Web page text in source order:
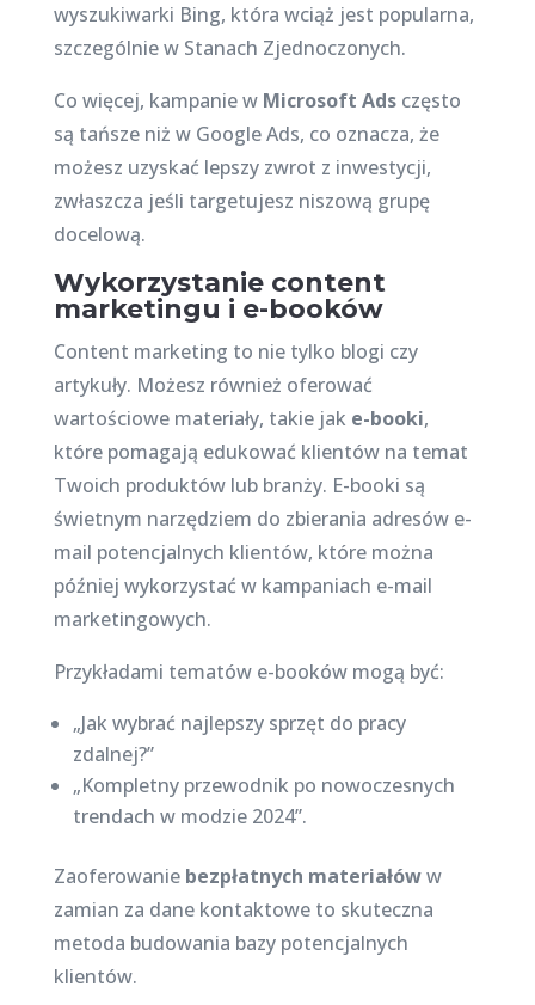
wyszukiwarki Bing, która wciąż jest popularna,
szczególnie w Stanach Zjednoczonych.
Co więcej, kampanie w Microsoft Adsczęsto
są tańsze niż w Google Ads, co oznacza, że
możesz uzyskać lepszy zwrot z inwestycji,
zwłaszcza jeśli targetujesz niszową grupę
docelową.
Wykorzystanie content
marketingu i e-booków
Content marketing to nie tylko blogi czy
artykuły. Możesz również oferować
wartościowe materiały, takie jak e-booki,
które pomagają edukować klientów na temat
Twoich produktów lub branży. E-booki są
świetnym narzędziem do zbierania adresów e-
mail potencjalnych klientów, które można
później wykorzystać w kampaniach e-mail
marketingowych.
Przykładami tematów e-booków mogą być:
„Jak wybrać najlepszy sprzęt do pracy
zdalnej?”
„Kompletny przewodnik po nowoczesnych
trendach w modzie 2024”.
Zaoferowanie bezpłatnych materiałóww
zamian za dane kontaktowe to skuteczna
metoda budowania bazy potencjalnych
klientów.